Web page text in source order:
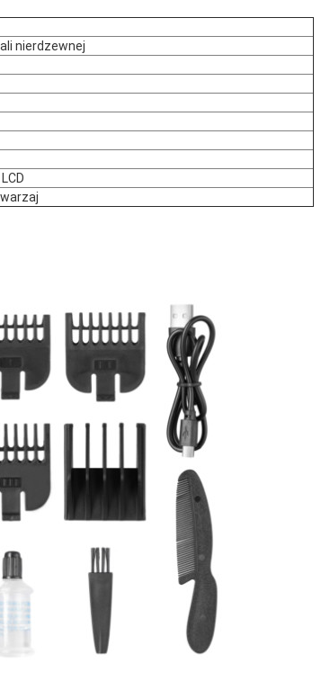
nierdzewnej